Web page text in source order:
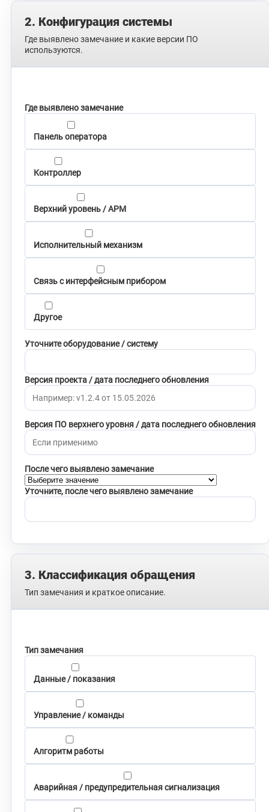
2. Конфигурация системы
Где выявлено замечание и какие версии ПО
используются.
Где выявлено замечание
Панель оператора
Контроллер
Верхний уровень / АРМ
Исполнительный механизм
Связь с интерфейсным прибором
Другое
Уточните оборудование / систему
Версия проекта / дата последнего обновления
Версия ПО верхнего уровня / дата последнего обновления
После чего выявлено замечание
Уточните, после чего выявлено замечание
3. Классификация обращения
Тип замечания и краткое описание.
Тип замечания
Данные / показания
Управление / команды
Алгоритм работы
Аварийная / предупредительная сигнализация